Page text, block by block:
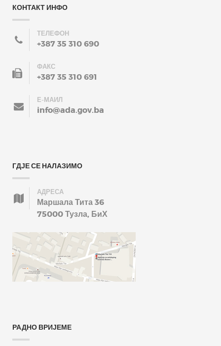
КОНТАКТ ИНФО
ТЕЛЕФОН
+387 35 310 690
ФАКС
+387 35 310 691
Е-МАИЛ
info@ada.gov.ba
ГДЈЕ СЕ НАЛАЗИМО
АДРЕСА
Маршала Тита 36
75000 Тузла, БиХ
РАДНО ВРИЈЕМЕ